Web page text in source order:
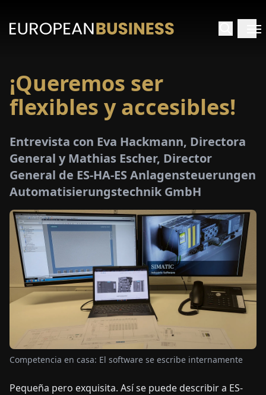
PAPEL
EN FR HU
¡Queremos ser
flexibles y accesibles!
Entrevista con Eva Hackmann, Directora
General y Mathias Escher, Director
General de ES-HA-ES Anlagensteuerungen
Automatisierungstechnik GmbH
Competencia en casa: El software se escribe internamente
Pequeña pero exquisita. Así se puede describir a ES-